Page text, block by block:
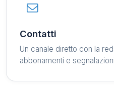
Contatti
Un canale diretto con la
abbonamenti e